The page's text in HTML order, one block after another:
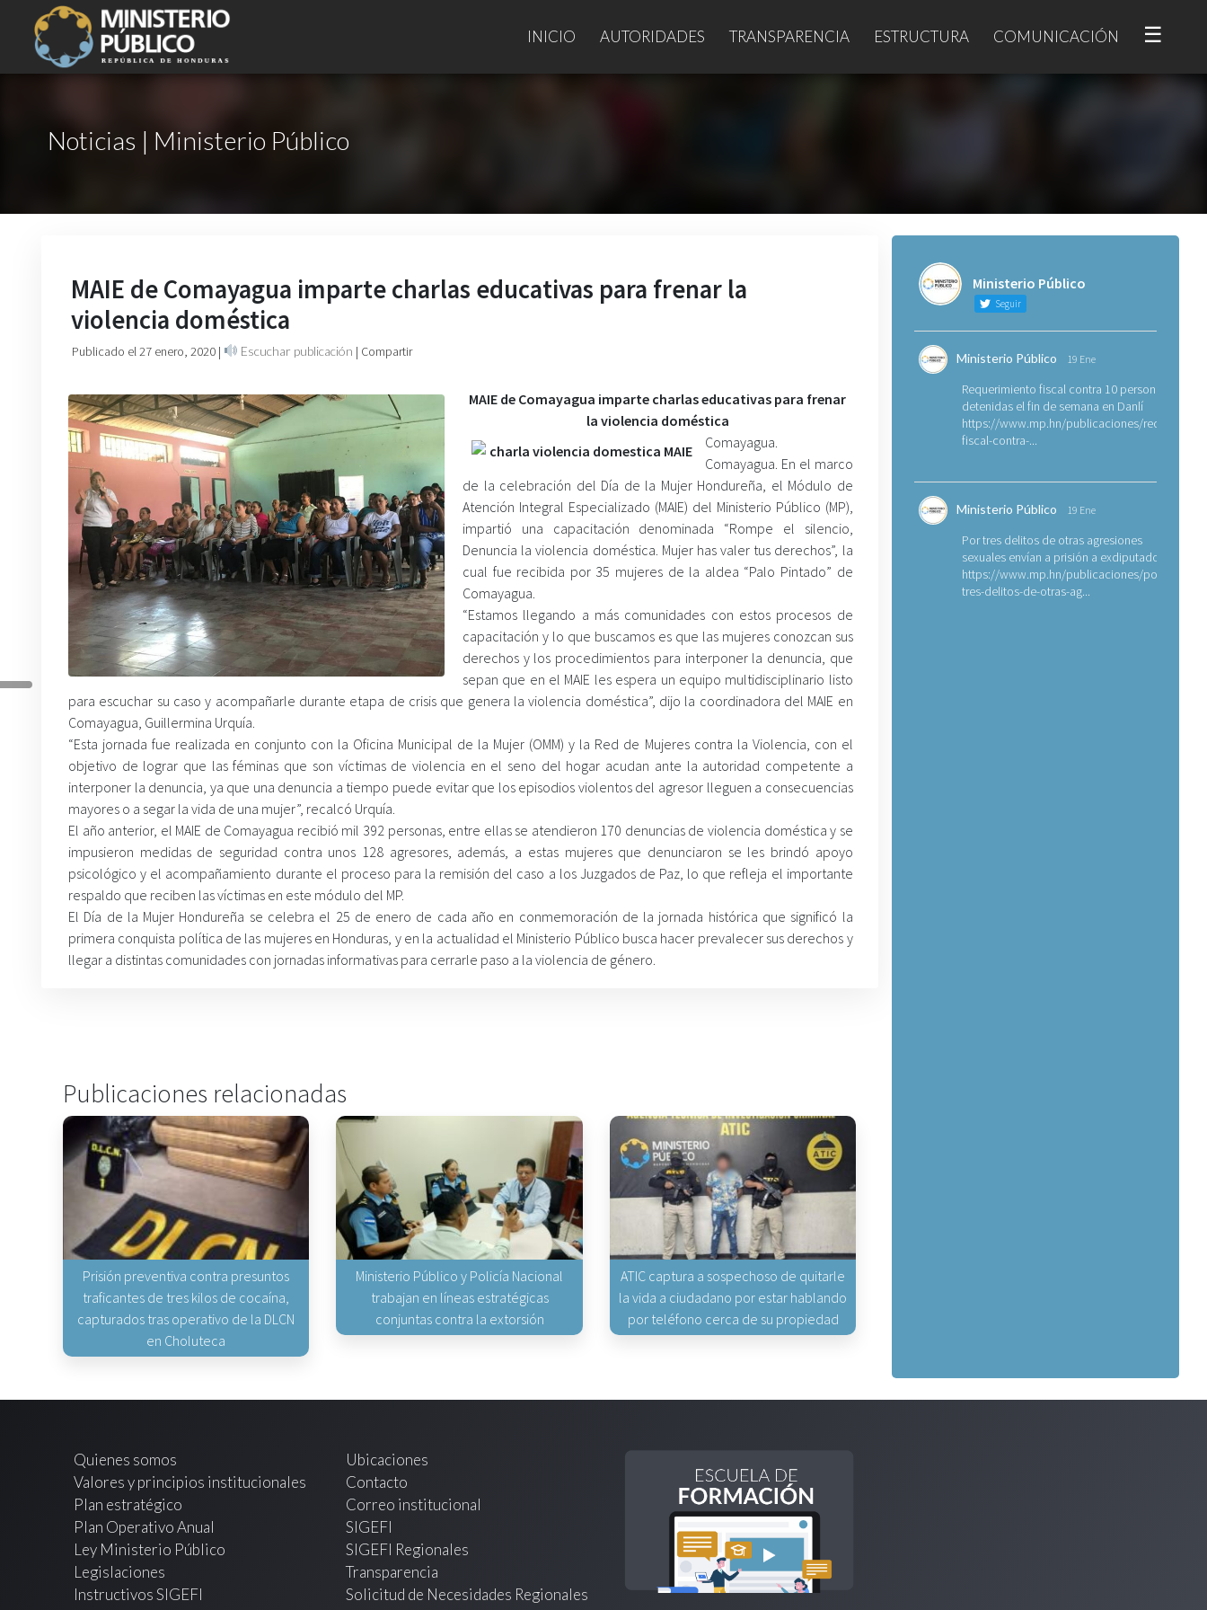
INICIO AUTORIDADES TRANSPARENCIA ESTRUCTURA COMUNICACIÓN ☰
Noticias | Ministerio Público
MAIE de Comayagua imparte charlas educativas para frenar la
violencia doméstica
Publicado el 27 enero, 2020 | Escuchar publicación | Compartir
MAIE de Comayagua imparte charlas educativas para frenar
la violencia doméstica
Comayagua.
Comayagua. En el marco
de la celebración del Día de la Mujer Hondureña, el Módulo de
Atención Integral Especializado (MAIE) del Ministerio Público (MP),
impartió una capacitación denominada “Rompe el silencio,
Denuncia la violencia doméstica. Mujer has valer tus derechos”, la
cual fue recibida por 35 mujeres de la aldea “Palo Pintado” de
Comayagua.
“Estamos llegando a más comunidades con estos procesos de
capacitación y lo que buscamos es que las mujeres conozcan sus
derechos y los procedimientos para interponer la denuncia, que
sepan que en el MAIE les espera un equipo multidisciplinario listo
para escuchar su caso y acompañarle durante etapa de crisis que genera la violencia doméstica”, dijo la coordinadora del MAIE en
Comayagua, Guillermina Urquía.
“Esta jornada fue realizada en conjunto con la Oficina Municipal de la Mujer (OMM) y la Red de Mujeres contra la Violencia, con el
objetivo de lograr que las féminas que son víctimas de violencia en el seno del hogar acudan ante la autoridad competente a
interponer la denuncia, ya que una denuncia a tiempo puede evitar que los episodios violentos del agresor lleguen a consecuencias
mayores o a segar la vida de una mujer”, recalcó Urquía.
El año anterior, el MAIE de Comayagua recibió mil 392 personas, entre ellas se atendieron 170 denuncias de violencia doméstica y se
impusieron medidas de seguridad contra unos 128 agresores, además, a estas mujeres que denunciaron se les brindó apoyo
psicológico y el acompañamiento durante el proceso para la remisión del caso a los Juzgados de Paz, lo que refleja el importante
respaldo que reciben las víctimas en este módulo del MP.
El Día de la Mujer Hondureña se celebra el 25 de enero de cada año en conmemoración de la jornada histórica que significó la
primera conquista política de las mujeres en Honduras, y en la actualidad el Ministerio Público busca hacer prevalecer sus derechos y
llegar a distintas comunidades con jornadas informativas para cerrarle paso a la violencia de género.
Publicaciones relacionadas
Prisión preventiva contra presuntos
traficantes de tres kilos de cocaína,
capturados tras operativo de la DLCN
en Choluteca
Ministerio Público y Policía Nacional
trabajan en líneas estratégicas
conjuntas contra la extorsión
ATIC captura a sospechoso de quitarle
la vida a ciudadano por estar hablando
por teléfono cerca de su propiedad
Ministerio Público
Seguir
Ministerio Público 19 Ene
Requerimiento fiscal contra 10 personas
detenidas el fin de semana en Danlí
https://www.mp.hn/publicaciones/
fiscal-contra-...
Ministerio Público 19 Ene
Por tres delitos de otras agresiones
sexuales envían a prisión a exdiputado
https://www.mp.hn/publicaciones/por-
tres-delitos-de-otras-ag...
Quienes somos
Valores y principios institucionales
Plan estratégico
Plan Operativo Anual
Ley Ministerio Público
Legislaciones
Instructivos SIGEFI
Ubicaciones
Contacto
Correo institucional
SIGEFI
SIGEFI Regionales
Transparencia
Solicitud de Necesidades Regionales